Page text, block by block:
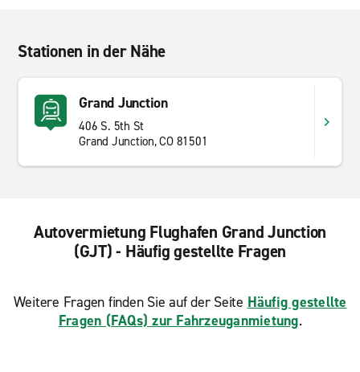
Stationen in der Nähe
Grand Junction
406 S. 5th St
Grand Junction, CO 81501
Autovermietung Flughafen Grand Junction
(GJT) - Häufig gestellte Fragen
Weitere Fragen finden Sie auf der Seite Häufig gestellte
Fragen (FAQs) zur Fahrzeuganmietung.